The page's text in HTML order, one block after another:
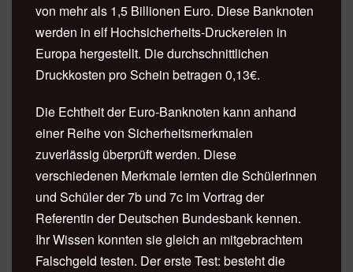
von mehr als 1,5 Billionen Euro. Diese Banknoten
werden in elf Hochsicherheits-Druckereien in
Europa hergestellt. Die durchschnittlichen
Druckkosten pro Schein betragen 0,13€.
Die Echtheit der Euro-Banknoten kann anhand
einer Reihe von Sicherheitsmerkmalen
zuverlässig überprüft werden. Diese
verschiedenen Merkmale lernten die Schülerinnen
und Schüler der 7b und 7c im Vortrag der
Referentin der Deutschen Bundesbank kennen.
Ihr Wissen konnten sie gleich an mitgebrachtem
Falschgeld testen. Der erste Test: besteht die